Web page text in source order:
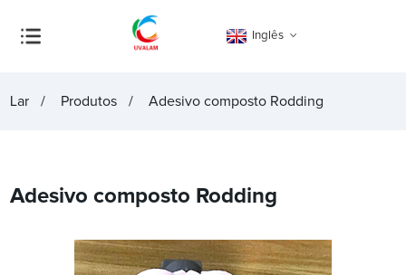
Inglês
Lar Produtos Adesivo composto Rodding
Adesivo composto Rodding